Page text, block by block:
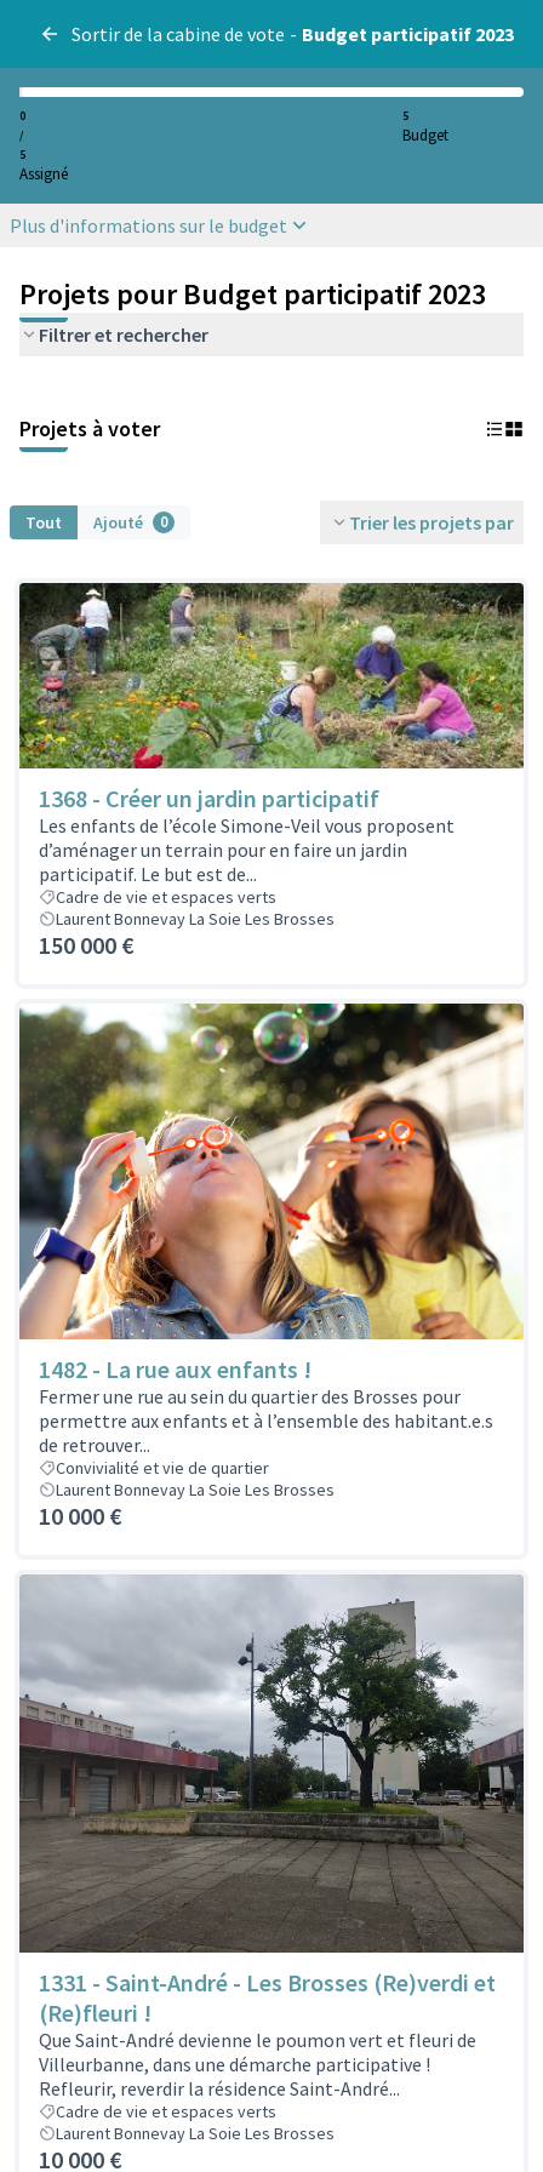
Sortir de la cabine de vote - Budget participatif 2023
0
/
5
Assigné
5
Budget
Plus d'informations sur le budget
Projets pour Budget participatif 2023
Filtrer et rechercher
Projets à voter
Tout Ajouté 0 Trier les projets par
1368 - Créer un jardin participatif
Les enfants de l’école Simone-Veil vous proposent
d’aménager un terrain pour en faire un jardin
participatif. Le but est de...
Cadre de vie et espaces verts
Laurent Bonnevay La Soie Les Brosses
150 000 €
1482 - La rue aux enfants !
Fermer une rue au sein du quartier des Brosses pour
permettre aux enfants et à l’ensemble des habitant.e.s
de retrouver...
Convivialité et vie de quartier
Laurent Bonnevay La Soie Les Brosses
10 000 €
1331 - Saint-André - Les Brosses (Re)verdi et
(Re)fleuri !
Que Saint-André devienne le poumon vert et fleuri de
Villeurbanne, dans une démarche participative !
Refleurir, reverdir la résidence Saint-André...
Cadre de vie et espaces verts
Laurent Bonnevay La Soie Les Brosses
10 000 €